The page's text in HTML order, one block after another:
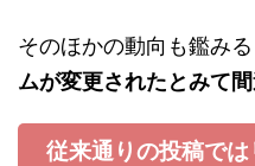
そのほかの動向も鑑みる
ムが変更されたとみて間
従来通りの投稿で